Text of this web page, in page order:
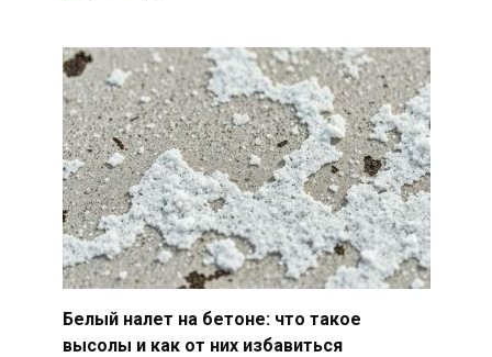
Белый налет на бетоне: что такое
высолы и как от них избавиться